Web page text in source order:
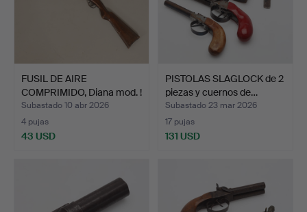
FUSIL DE AIRE
COMPRIMIDO, Diana mod. !
22.
Subastado 10 abr 2026
4 pujas
43 USD
PISTOLAS SLAGLOCK de 2
piezas y cuernos de…
Subastado 23 mar 2026
17 pujas
131 USD